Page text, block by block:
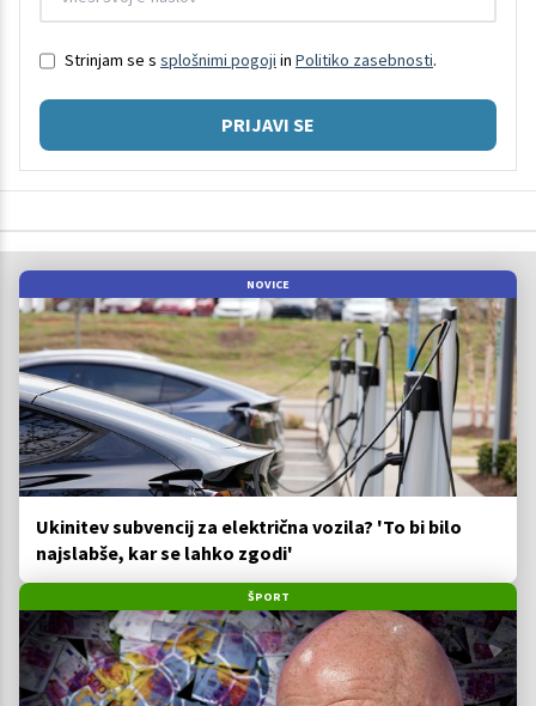
Strinjam se s splošnimi pogoji in Politiko zasebnosti.
PRIJAVI SE
NOVICE
Ukinitev subvencij za električna vozila? 'To bi bilo
najslabše, kar se lahko zgodi'
ŠPORT